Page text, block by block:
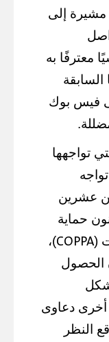
مشيرة إلى
معترفًا به
السابقة
فيس بوك
تواجهها
عشرين
حماية
(
COPPA)،
الحصول
رفعت 14 ولاية أخرى دعاوى
النظر